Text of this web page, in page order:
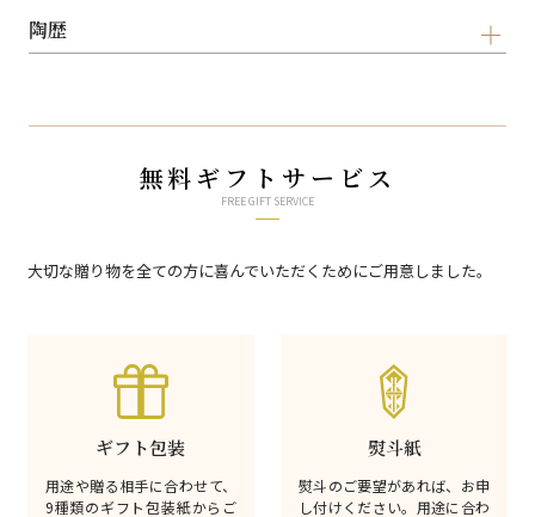
陶歴
無料ギフトサービス
FREE GIFT SERVICE
大切な贈り物を全ての方に喜んでいただくためにご用意しました。
ギフト包装
用途や贈る相手に合わせて、
9種類のギフト包装紙からご
熨斗紙
熨斗のご要望があれば、お申
し付けください。用途に合わ